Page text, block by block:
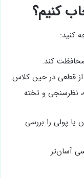
کنیم؟
کنید:
محافظت کند.
از قطعی در حین کلاس.
نظرسنجی و تخته
یا پولی را بررسی
آسان‌تر